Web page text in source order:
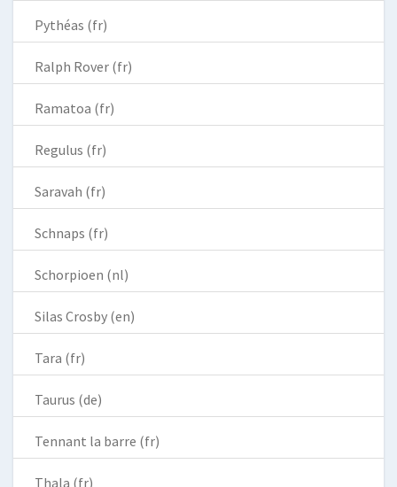
Pythéas (fr)
Ralph Rover (fr)
Ramatoa (fr)
Regulus (fr)
Saravah (fr)
Schnaps (fr)
Schorpioen (nl)
Silas Crosby (en)
Tara (fr)
Taurus (de)
Tennant la barre (fr)
Thala (fr)